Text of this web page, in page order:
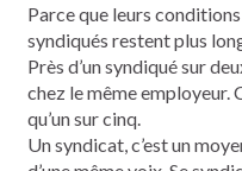
Parce que leurs
syndiqués restent plus
Près d’un syndiqué sur
chez le même employeur.
qu’un sur cinq.
Un syndicat, c’est un